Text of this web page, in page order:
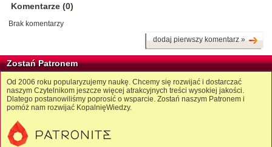
Komentarze (0)
Brak komentarzy
dodaj pierwszy komentarz »
Zostań Patronem
Od 2006 roku popularyzujemy naukę. Chcemy się rozwijać i dostarczać
naszym Czytelnikom jeszcze więcej atrakcyjnych treści wysokiej jakości.
Dlatego postanowiliśmy poprosić o wsparcie. Zostań naszym Patronem i
pomóż nam rozwijać KopalnięWiedzy.